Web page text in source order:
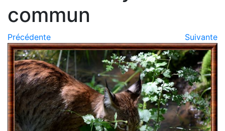
commun
Précédente Suivante